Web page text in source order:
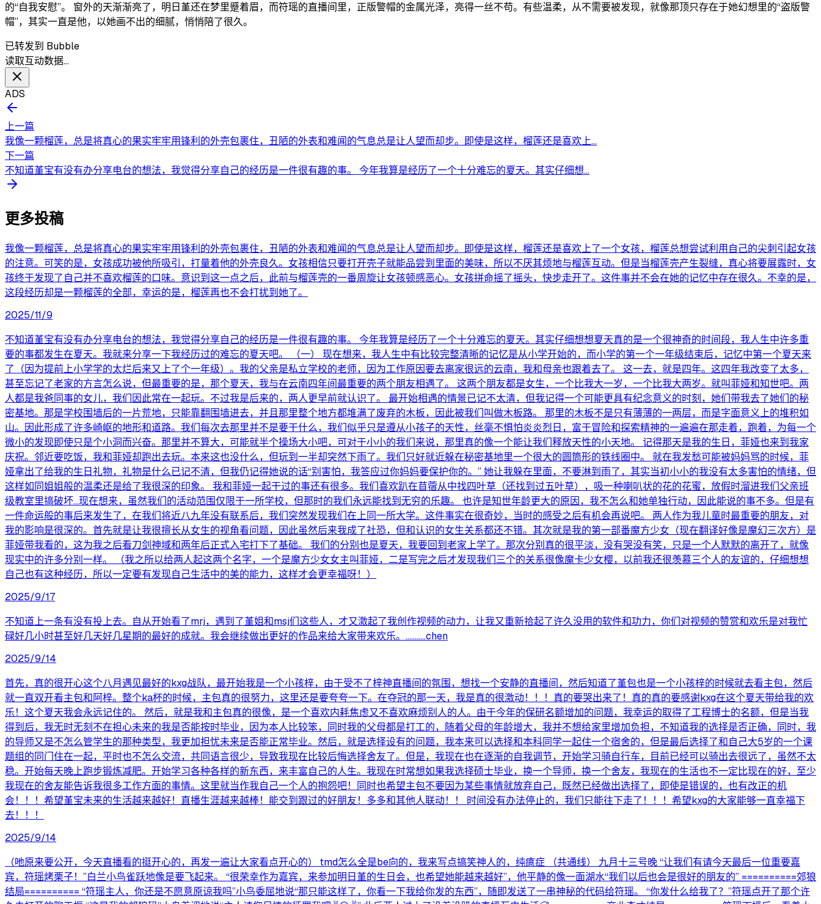
的“自我安慰”。 窗外的天渐渐亮了，明日堇还在梦里蹙着眉，而符瑶的直播间里，正版警帽的金属光泽，亮得一丝不苟。有些温柔，从不需要被发现，就像那顶只存在于她幻想里的“盗版警
帽”，其实一直是他，以她画不出的细腻，悄悄陪了很久。
已转发到 Bubble
读取互动数据…
ADS
上一篇
我像一颗榴莲，总是将真心的果实牢牢用锋利的外壳包裹住，丑陋的外表和难闻的气息总是让人望而却步。即使是这样，榴莲还是喜欢上...
下一篇
不知道堇宝有没有办分享电台的想法，我觉得分享自己的经历是一件很有趣的事。 今年我算是经历了一个十分难忘的夏天。其实仔细想...
更多投稿
我像一颗榴莲，总是将真心的果实牢牢用锋利的外壳包裹住，丑陋的外表和难闻的气息总是让人望而却步。即使是这样，榴莲还是喜欢上了一个女孩，榴莲总想尝试利用自己的尖刺引起女孩
的注意。可笑的是，女孩成功被他所吸引，打量着他的外壳良久。女孩相信只要打开壳子就能品尝到里面的美味，所以不厌其烦地与榴莲互动。但是当榴莲壳产生裂缝，真心将要展露时，女
孩终于发现了自己并不喜欢榴莲的口味。意识到这一点之后，此前与榴莲壳的一番周旋让女孩顿感恶心。女孩拼命摇了摇头，快步走开了。这件事并不会在她的记忆中存在很久。不幸的是，
这段经历却是一颗榴莲的全部，幸运的是，榴莲再也不会打扰到她了。
2025/11/9
不知道堇宝有没有办分享电台的想法，我觉得分享自己的经历是一件很有趣的事。 今年我算是经历了一个十分难忘的夏天。其实仔细想想夏天真的是一个很神奇的时间段，我人生中许多重
要的事都发生在夏天。我就来分享一下我经历过的难忘的夏天吧。 （一） 现在想来，我人生中有比较完整清晰的记忆是从小学开始的，而小学的第一个一年级结束后，记忆中第一个夏天来
了（因为提前上小学学的太烂后来又上了个一年级）。我的父亲是私立学校的老师，因为工作原因要去离家很远的云南，我和母亲也跟着去了。 这一去，就是四年。这四年我改变了太多，
甚至忘记了老家的方言怎么说，但最重要的是，那个夏天，我与在云南四年间最重要的两个朋友相遇了。 这两个朋友都是女生，一个比我大一岁，一个比我大两岁。就叫菲娅和知世吧。两
人都是我爸同事的女儿，我们因此常在一起玩。不过我是后来的，两人更早前就认识了。 最开始相遇的情景已记不太清，但我记得一个可能更具有纪念意义的时刻，她们带我去了她们的秘
密基地。那是学校围墙后的一片荒地，只能靠翻围墙进去，并且那里整个地方都堆满了废弃的木板，因此被我们叫做木板路。 那里的木板不是只有薄薄的一两层，而是字面意义上的堆积如
山。因此形成了许多崎岖的地形和道路。我们每次去那里并不是要干什么，我们似乎只是遵从小孩子的天性，丝毫不惧怕炎炎烈日，富于冒险和探索精神的一遍遍在那走着，跑着，为每一个
微小的发现即使只是个小洞而兴奋。那里并不算大，可能就半个操场大小吧，可对于小小的我们来说，那里真的像一个能让我们释放天性的小天地。 记得那天是我的生日，菲娅也来到我家
庆祝。邻近要吃饭，我和菲娅却跑出去玩。本来这也没什么，但玩到一半却突然下雨了。我们只好就近躲在秘密基地里一个很大的圆筒形的铁线圈中。 就在我发愁可能被妈妈骂的时候，菲
娅拿出了给我的生日礼物，礼物是什么已记不清，但我仍记得她说的话“别害怕，我答应过你妈妈要保护你的。” 她让我躲在里面，不要淋到雨了，其实当初小小的我没有太多害怕的情绪，但
这样如同姐姐般的温柔还是给了我很深的印象。 我和菲娅一起干过的事还有很多。我们喜欢趴在苜蓿从中找四叶草（还找到过五叶草），吸一种喇叭状的花的花蜜，放假时溜进我们父亲班
级教室里搞破坏…现在想来，虽然我们的活动范围仅限于一所学校，但那时的我们永远能找到无穷的乐趣。 也许是知世年龄更大的原因，我不怎么和她单独行动，因此能说的事不多。但是有
一件命运般的事后来发生了，在我们将近八九年没有联系后，我们突然发现我们在上同一所大学。这件事实在很奇妙，当时的感受之后有机会再说吧。 两人作为我儿童时最重要的朋友，对
我的影响是很深的。首先就是让我很擅长从女生的视角看问题，因此虽然后来我成了社恐，但和认识的女生关系都还不错。其次就是我的第一部番魔方少女（现在翻译好像是魔幻三次方）是
菲娅带我看的，这为我之后看刀剑神域和两年后正式入宅打下了基础。 我们的分别也是夏天，我要回到老家上学了。那次分别真的很平淡，没有哭没有笑，只是一个人默默的离开了，就像
现实中的许多分别一样。 （我之所以给两人起这两个名字，一个是魔方少女女主叫菲娅，二是写完之后才发现我们三个的关系很像魔卡少女樱，以前我还很羡慕三个人的友谊的，仔细想想
自己也有这种经历，所以一定要有发现自己生活中的美的能力，这样才会更幸福呀！）
2025/9/17
不知道上一条有没有投上去。自从开始看了mrj，遇到了堇姐和msj们这些人，才又激起了我创作视频的动力，让我又重新拾起了许久没用的软件和功力，你们对视频的赞赏和欢乐是对我忙
碌好几小时甚至好几天好几星期的最好的成就。我会继续做出更好的作品来给大家带来欢乐。...........chen
2025/9/14
首先，真的很开心这个八月遇见最好的kxg战队，最开始我是一个小孩梓，由于受不了梓神直播间的氛围，想找一个安静的直播间，然后知道了堇包也是一个小孩梓的时候就去看主包，然后
就一直双开看主包和阿梓。整个ka杯的时候，主包真的很努力，这里还是要夸夸一下。在夺冠的那一天，我是真的很激动！！！真的要哭出来了！真的真的要感谢kxg在这个夏天带给我的欢
乐！这个夏天我会永远记住的。 然后，就是我和主包真的很像，是一个喜欢内耗焦虑又不喜欢麻烦别人的人。由于今年的保研名额增加的问题，我幸运的取得了工程博士的名额，但是当我
得到后，我无时无刻不在担心未来的我是否能按时毕业，因为本人比较笨，同时我的父母都是打工的，随着父母的年龄增大，我并不想给家里增加负担，不知道我的选择是否正确，同时，我
的导师又是不怎么管学生的那种类型，我更加担忧未来是否能正常毕业。然后，就是选择设有的问题，我本来可以选择和本科同学一起住一个宿舍的，但是最后选择了和自己大5岁的一个课
题组的同门住在一起，平时也不怎么交流，共同语言很少，导致我现在比较后悔选择舍友了。但是，我现在也在逐渐的自我调节，开始学习骑自行车，目前已经可以骑出去很远了，虽然不太
稳。开始每天晚上跑步锻炼减肥。开始学习各种各样的新东西，来丰富自己的人生。我现在时常想如果我选择硕士毕业，换一个导师，换一个舍友，我现在的生活也不一定比现在的好，至少
我现在的舍友能告诉我很多工作方面的事情。这里就当作我自己一个人的抱怨吧！同时也希望主包不要因为某些事情就放弃自己，既然已经做出选择了，即使是错误的，也有改正的机
会！！！希望堇宝未来的生活越来越好！直播生涯越来越棒！能交到跟过的好朋友！多多和其他人联动！！ 时间没有办法停止的，我们只能往下走了！！！希望kxg的大家能够一直幸福下
去！！！
2025/9/14
（吔原来要公开，今天直播看的挺开心的，再发一遍让大家看点开心的） tmd怎么全是be向的，我来写点搞笑神人的，纯癔症 （共通线） 九月十三号晚 “让我们有请今天最后一位重要嘉
宾，符瑶烤栗子！”白兰小鸟雀跃地像是要飞起来。 “很荣幸作为嘉宾，来参加明日堇的生日会，也希望她能越来越好”，他平静的像一面湖水“我们以后也会是很好的朋友的” ==========郊狼
结局========== “符瑶主人，你还是不愿意原谅我吗”小鸟委屈地说“那只能这样了，你看一下我给你发的东西”，随即发送了一串神秘的代码给符瑶。 “你发什么给我了？”符瑶点开了那个许